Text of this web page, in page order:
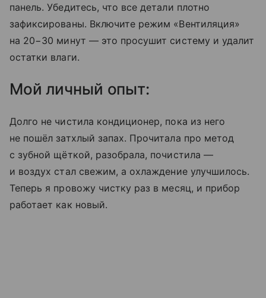
панель. Убедитесь, что все детали плотно
зафиксированы. Включите режим «Вентиляция»
на 20−30 минут — это просушит систему и удалит
остатки влаги.
Мой личный опыт:
Долго не чистила кондиционер, пока из него
не пошёл затхлый запах. Прочитала про метод
с зубной щёткой, разобрала, почистила —
и воздух стал свежим, а охлаждение улучшилось.
Теперь я провожу чистку раз в месяц, и прибор
работает как новый.